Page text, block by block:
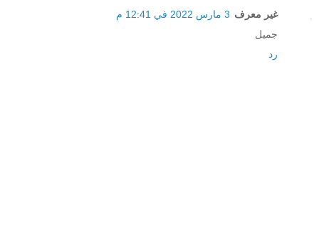
غير معرف 3 مارس 2022 في 12:41 م
جميل
رد